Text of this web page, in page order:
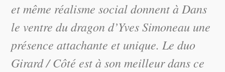
et même réalisme social donnent à Dans
le ventre du dragon d’Yves Simoneau une
présence attachante et unique. Le duo
Girard / Côté est à son meilleur dans ce